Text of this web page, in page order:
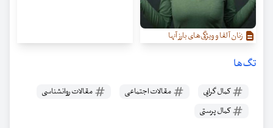
زنان آلفا و ویژگی‌‌های بارز آنها
تگ‌ها
کمال گرایی مقالات اجتماعی
مقالات روانشناسی
کمال پرستی